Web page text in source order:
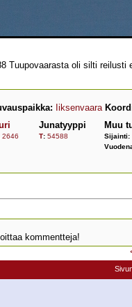
Tuupovaarasta oli silti reilusti
Iiksenvaara
2646
Junatyyppi
T: 54588
Muu
Sijainti:
kommentteja!